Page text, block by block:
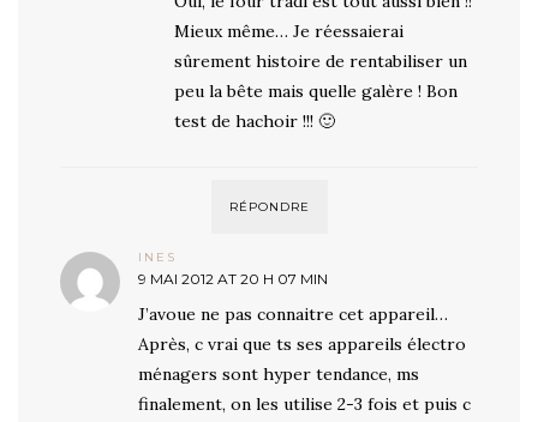
Mieux même… Je réessaierai
sûrement histoire de rentabiliser un
peu la bête mais quelle galère ! Bon
test de hachoir !!! 🙂
RÉPONDRE
INES
9 MAI 2012 AT 20 H 07 MIN
J’avoue ne pas connaitre cet appareil…
Après, c vrai que ts ses appareils électro
ménagers sont hyper tendance, ms
finalement, on les utilise 2-3 fois et puis c